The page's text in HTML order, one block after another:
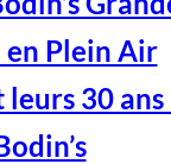
Plein Air
leurs 30 ans